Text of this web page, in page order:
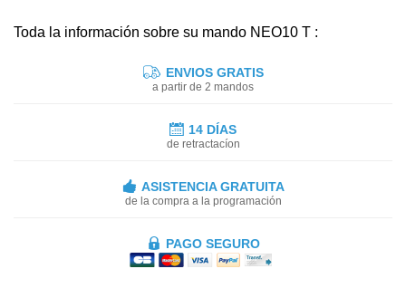
Toda la información sobre su mando NEO10 T :
ENVIOS GRATIS
a partir de 2 mandos
14 DÍAS
de retractacíon
ASISTENCIA GRATUITA
de la compra a la programación
PAGO SEGURO